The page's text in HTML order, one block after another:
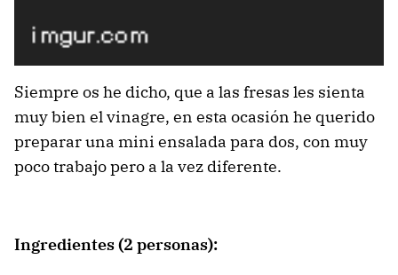
Siempre os he dicho, que a las fresas les sienta
muy bien el vinagre, en esta ocasión he querido
preparar una mini ensalada para dos, con muy
poco trabajo pero a la vez diferente.
Ingredientes (2 personas):